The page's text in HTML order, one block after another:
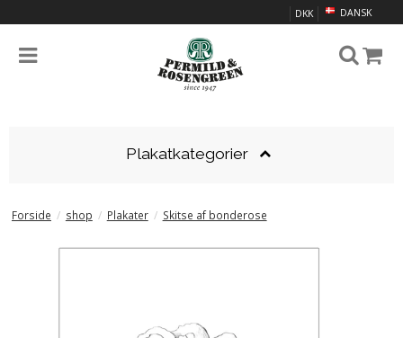
DANSK
DKK
Plakatkategorier
Forside / shop / Plakater / Skitse af bonderose